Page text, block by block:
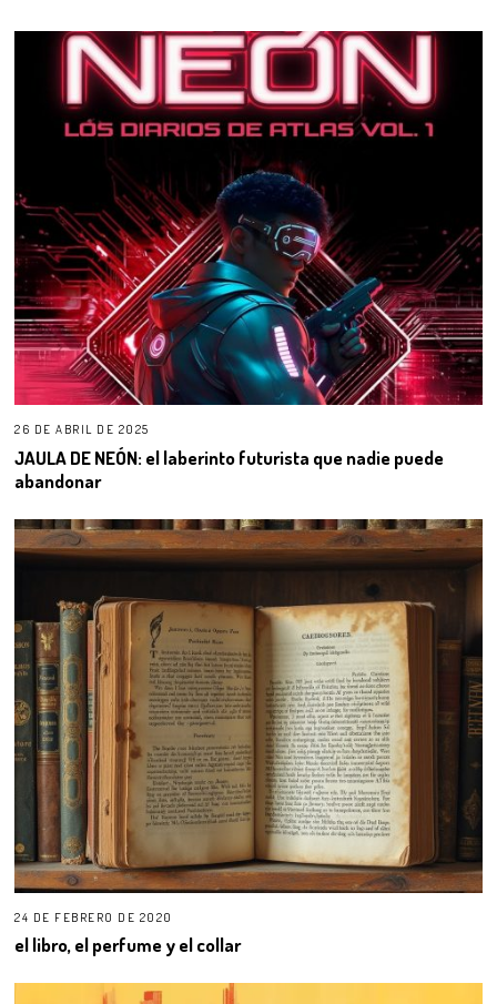
26 DE ABRIL DE 2025
JAULA DE NEÓN: el laberinto futurista que nadie puede
abandonar
24 DE FEBRERO DE 2020
el libro, el perfume y el collar